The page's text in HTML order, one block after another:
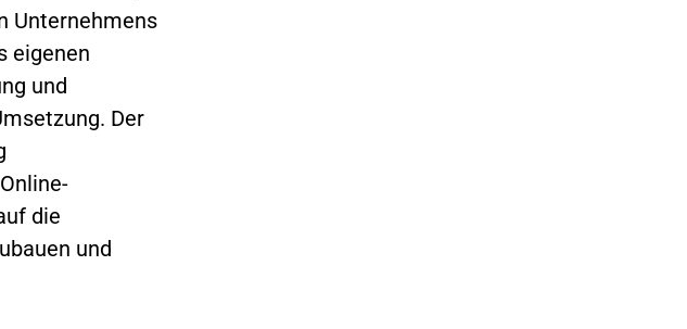
Unternehmens
eigenen
und
Der
die
und